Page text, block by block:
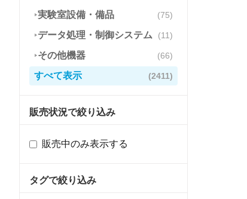
▶実験室設備・備品 (75)
▶ データ処理・制御システム (11)
▶ その他機器 (66)
すべて表示 (2411)
販売状況で絞り込み
販売中のみ表示する
タグで絞り込み